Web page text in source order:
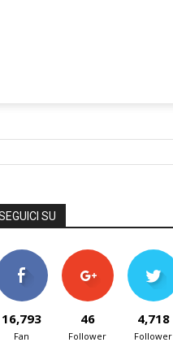
SU
16,793
Fan
46
Follower
4,718
Follower